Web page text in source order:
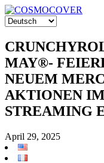
MAY®-
NEUEM
AKTIONEN
STREAMING
April 29, 2025